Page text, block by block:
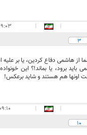
|
|
۰۹:۰۳ - ۱۳۹۴/
3
از هاشمى دفاع كردين، يا بر
برود، يا بماند!؟ اين
اونها هم هستند و شايد برعكس!
|
|
۰۹:۱۰ - ۱۳۹۴/
10